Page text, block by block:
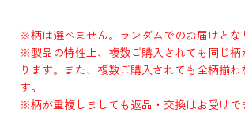
※柄は選べません。ランダムでのお届けとな
※製品の特性上、複数ご購入されても同じ柄
ります。また、複数ご購入されても全柄揃
す。
※柄が重複しましても返品・交換はお受けで